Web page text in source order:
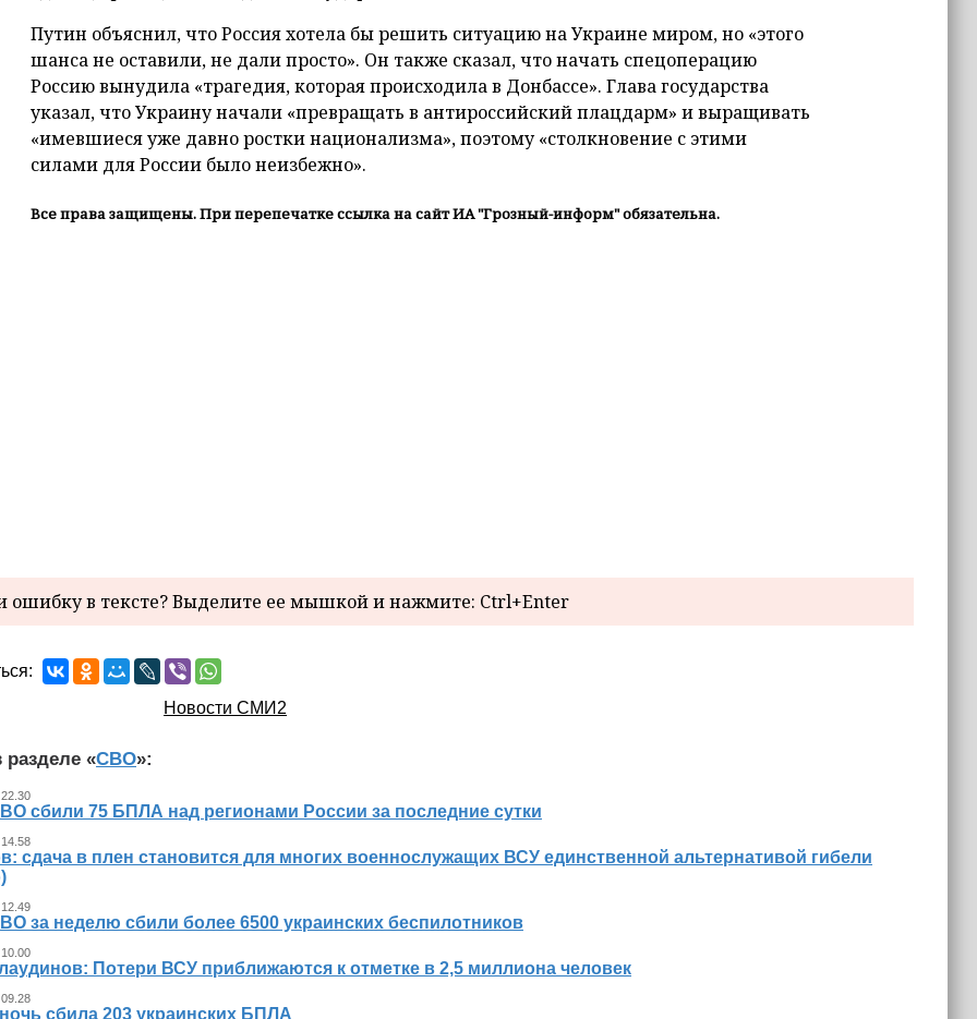
Путин объяснил, что Россия хотела бы решить ситуацию на Украине миром, но «этого
шанса не оставили, не дали просто». Он также сказал, что начать спецоперацию
Россию вынудила «трагедия, которая происходила в Донбассе». Глава государства
указал, что Украину начали «превращать в антироссийский плацдарм» и выращивать
«имевшиеся уже давно ростки национализма», поэтому «столкновение с этими
силами для России было неизбежно».
Все права защищены. При перепечатке ссылка на сайт ИА "Грозный-информ" обязательна.
в тексте? Выделите ее мышкой и нажмите: Ctrl+Enter
Новости СМИ2
разделе «СВО»:
сбили 75 БПЛА над регионами России за последние сутки
сдача в плен становится для многих военнослужащих ВСУ единственной альтернативой гибели
за неделю сбили более 6500 украинских беспилотников
Потери ВСУ приближаются к отметке в 2,5 миллиона человек
сбила 203 украинских БПЛА